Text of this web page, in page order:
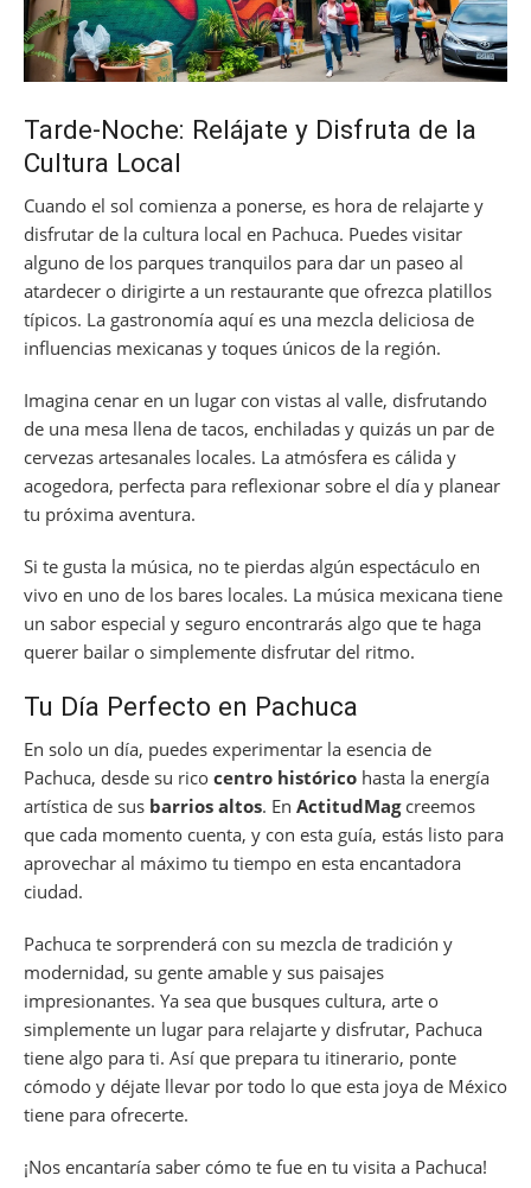
Tarde-Noche: Relájate y Disfruta de la
Cultura Local
Cuando el sol comienza a ponerse, es hora de relajarte y
disfrutar de la cultura local en Pachuca. Puedes visitar
alguno de los parques tranquilos para dar un paseo al
atardecer o dirigirte a un restaurante que ofrezca platillos
típicos. La gastronomía aquí es una mezcla deliciosa de
influencias mexicanas y toques únicos de la región.
Imagina cenar en un lugar con vistas al valle, disfrutando
de una mesa llena de tacos, enchiladas y quizás un par de
cervezas artesanales locales. La atmósfera es cálida y
acogedora, perfecta para reflexionar sobre el día y planear
tu próxima aventura.
Si te gusta la música, no te pierdas algún espectáculo en
vivo en uno de los bares locales. La música mexicana tiene
un sabor especial y seguro encontrarás algo que te haga
querer bailar o simplemente disfrutar del ritmo.
Tu Día Perfecto en Pachuca
En solo un día, puedes experimentar la esencia de
Pachuca, desde su rico centro histórico hasta la energía
artística de sus barrios altos. En ActitudMagcreemos
que cada momento cuenta, y con esta guía, estás listo para
aprovechar al máximo tu tiempo en esta encantadora
ciudad.
Pachuca te sorprenderá con su mezcla de tradición y
modernidad, su gente amable y sus paisajes
impresionantes. Ya sea que busques cultura, arte o
simplemente un lugar para relajarte y disfrutar, Pachuca
tiene algo para ti. Así que prepara tu itinerario, ponte
cómodo y déjate llevar por todo lo que esta joya de México
tiene para ofrecerte.
¡Nos encantaría saber cómo te fue en tu visita a Pachuca!